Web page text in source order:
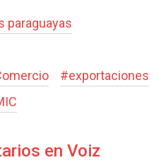
paraguayas
#exportaciones
en Voiz